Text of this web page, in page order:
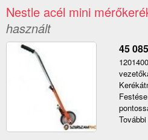
Nestle acél mini
használt
45 085